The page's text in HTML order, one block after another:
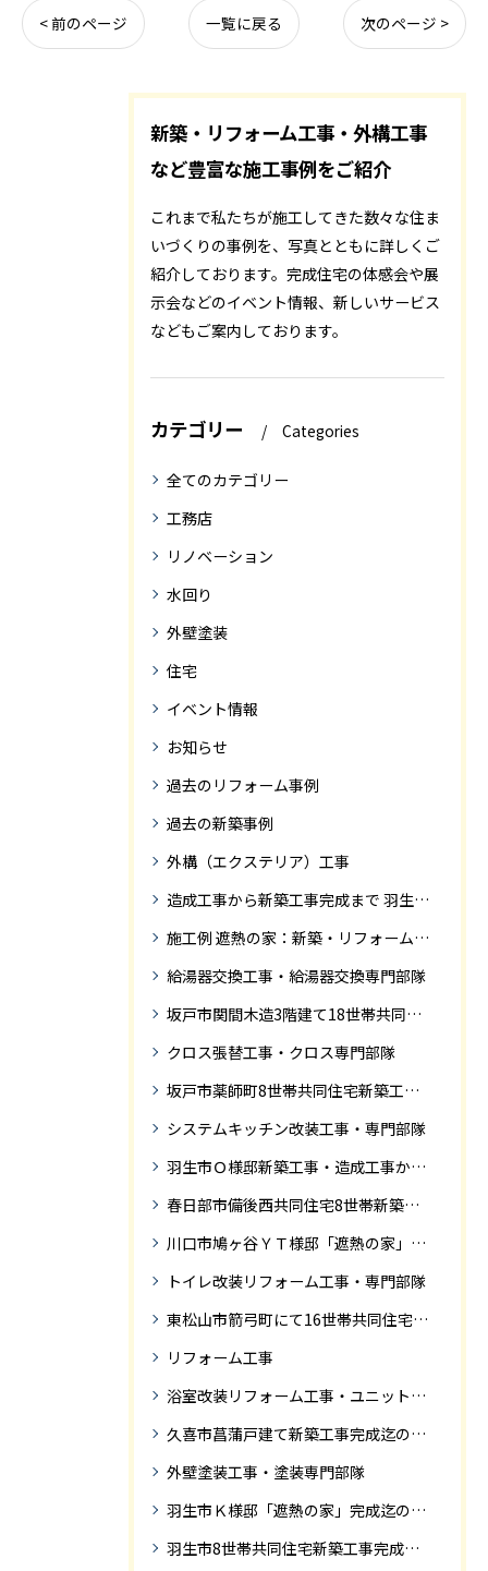
< 前のページ 一覧に戻る 次のページ >
新築・リフォーム工事・外構工事
など豊富な施工事例をご紹介
これまで私たちが施工してきた数々な住ま
いづくりの事例を、写真とともに詳しくご
紹介しております。完成住宅の体感会や展
示会などのイベント情報、新しいサービス
などもご案内しております。
カテゴリー Categories
全てのカテゴリー
工務店
リノベーション
水回り
外壁塗装
住宅
イベント情報
お知らせ
過去のリフォーム事例
過去の新築事例
外構（エクステリア）工事
造成工事から新築工事完成まで 羽生市Ｓ様邸新築工事・
施工例 遮熱の家：新築・リフォーム ドローンにて空撮
給湯器交換工事・給湯器交換専門部隊
坂戸市関間木造3階建て18世帯共同住宅の完成迄紹介
クロス張替工事・クロス専門部隊
坂戸市薬師町8世帯共同住宅新築工事完成迄の紹介です
システムキッチン改装工事・専門部隊
羽生市Ｏ様邸新築工事・造成工事から住宅完成までの紹介
春日部市備後西共同住宅8世帯新築工事完成迄の紹介です。
川口市鳩ヶ谷ＹＴ様邸「遮熱の家」工事状況
トイレ改装リフォーム工事・専門部隊
東松山市箭弓町にて16世帯共同住宅新築工事完成迄の紹介です。
リフォーム工事
浴室改装リフォーム工事・ユニットバス専門部隊
久喜市菖蒲戸建て新築工事完成迄の紹介
外壁塗装工事・塗装専門部隊
羽生市Ｋ様邸「遮熱の家」完成迄の紹介です
羽生市8世帯共同住宅新築工事完成迄の紹介